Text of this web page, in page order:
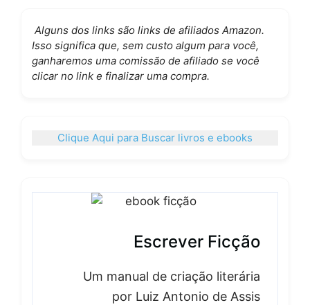
Alguns dos links são links de afiliados Amazon.
Isso significa que, sem custo algum para você,
ganharemos uma comissão de afiliado se você
clicar no link e finalizar uma compra.
Clique Aqui para Buscar livros e ebooks
Escrever Ficção
Um manual de criação literária
por Luiz Antonio de Assis